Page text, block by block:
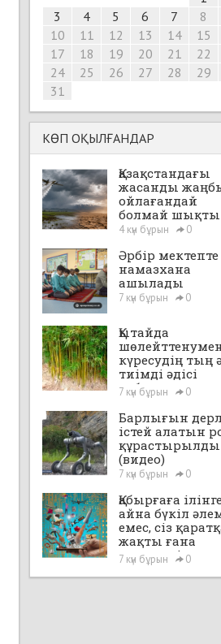
3
4 5 6 7 8
10
11 12 13 14 15
17
18 19 20 21 22
24
25 26 27 28 29
31
КӨП ОҚЫЛҒАНДАР
Қазақстандағы
жасанды
ойлағандай
болмай шықты
4 күн бұрын 0
Әрбір мектепте
намазхана
ашылады
7 күн бұрын 0
Қытайда
күресудің тың
тиімді әдісі
табылды
7 күн бұрын 0
Барлығын
істей алатын
құрастырылды
(видео)
7 күн бұрын 0
Қабырғаға
айна бүкіл
емес, сіз
жақты ғана
көрсетеді
7 күн бұрын 0